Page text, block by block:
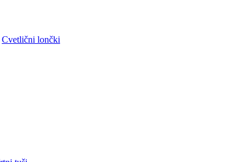
Cvetlični lončki